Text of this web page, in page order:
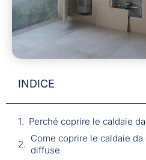
INDICE
Perché coprire le caldaie
Come coprire le caldaie
diffuse